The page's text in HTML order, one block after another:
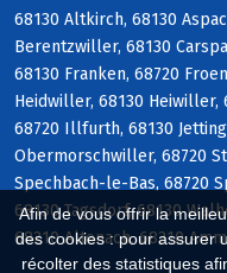
Afin de vous offrir la
des cookies : pour assurer
récolter des statistiques
68130 Altkirch, 68130
Berentzwiller, 68130
68130 Franken, 68720
Heidwiller, 68130 Heiwiller,
68720 Illfurth, 68130
Obermorschwiller, 68720
Spechbach-le-Bas, 68720
68130 Tagsdorf, 68130
68210 Altenach, 68210